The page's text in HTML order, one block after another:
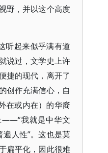
野，并以这个高度
听起来似乎满有道
说过，文学史上许
捷的现代，离开了
创作充满信心，自
在或内在）的华裔
——“我就是中华文
遍人性”。这也是莫
扁平化，因此很难